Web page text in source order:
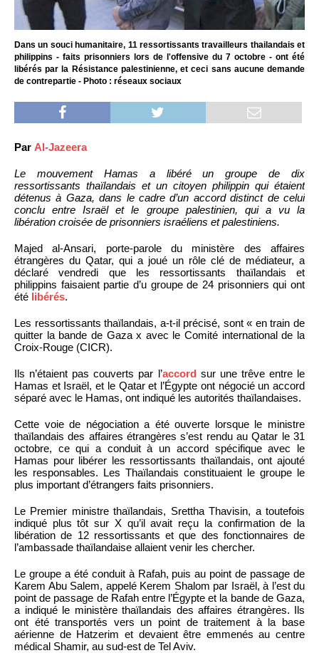
Dans un souci humanitaire, 11 ressortissants travailleurs thailandais et
philippins - faits prisonniers lors de l'offensive du 7 octobre - ont été
libérés par la Résistance palestinienne, et ceci sans aucune demande
de contrepartie - Photo : réseaux sociaux
Par Al-Jazeera
Le mouvement Hamas a libéré un groupe de dix
ressortissants thaïlandais et un citoyen philippin qui étaient
détenus à Gaza, dans le cadre d’un accord distinct de celui
conclu entre Israël et le groupe palestinien, qui a vu la
libération croisée de prisonniers israéliens et palestiniens.
Majed al-Ansari, porte-parole du ministère des affaires
étrangères du Qatar, qui a joué un rôle clé de médiateur, a
déclaré vendredi que les ressortissants thaïlandais et
philippins faisaient partie d’u groupe de 24 prisonniers qui ont
été libérés.
Les ressortissants thaïlandais, a-t-il précisé, sont « en train de
quitter la bande de Gaza x avec le Comité international de la
Croix-Rouge (CICR).
Ils n’étaient pas couverts par l’accord sur une trêve entre le
Hamas et Israël, et le Qatar et l’Égypte ont négocié un accord
séparé avec le Hamas, ont indiqué les autorités thaïlandaises.
Cette voie de négociation a été ouverte lorsque le ministre
thaïlandais des affaires étrangères s’est rendu au Qatar le 31
octobre, ce qui a conduit à un accord spécifique avec le
Hamas pour libérer les ressortissants thaïlandais, ont ajouté
les responsables. Les Thaïlandais constituaient le groupe le
plus important d’étrangers faits prisonniers.
Le Premier ministre thaïlandais, Srettha Thavisin, a toutefois
indiqué plus tôt sur X qu’il avait reçu la confirmation de la
libération de 12 ressortissants et que des fonctionnaires de
l’ambassade thaïlandaise allaient venir les chercher.
Le groupe a été conduit à Rafah, puis au point de passage de
Karem Abu Salem, appelé Kerem Shalom par Israël, à l’est du
point de passage de Rafah entre l’Égypte et la bande de Gaza,
a indiqué le ministère thaïlandais des affaires étrangères. Ils
ont été transportés vers un point de traitement à la base
aérienne de Hatzerim et devaient être emmenés au centre
médical Shamir, au sud-est de Tel Aviv.